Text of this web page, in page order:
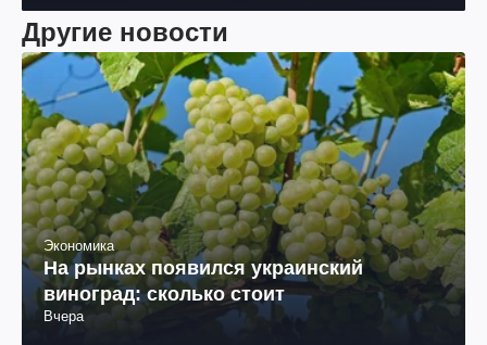
Другие новости
Экономика
На рынках появился украинский
виноград: сколько стоит
Вчера